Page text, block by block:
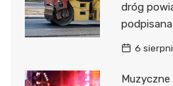
dróg
podpisana
6